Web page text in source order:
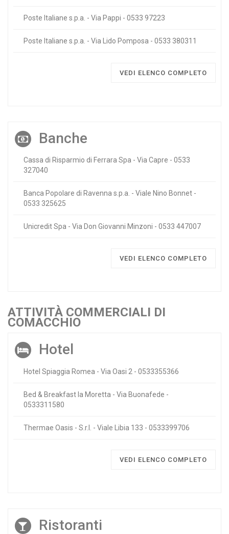
Poste Italiane s.p.a. - Via Pappi - 0533 97223
Poste Italiane s.p.a. - Via Lido Pomposa - 0533 380311
VEDI ELENCO COMPLETO
Banche
Cassa di Risparmio di Ferrara Spa - Via Capre - 0533
327040
Banca Popolare di Ravenna s.p.a. - Viale Nino Bonnet -
0533 325625
Unicredit Spa - Via Don Giovanni Minzoni - 0533 447007
VEDI ELENCO COMPLETO
ATTIVITÀ COMMERCIALI DI
COMACCHIO
Hotel
Hotel Spiaggia Romea - Via Oasi 2 - 0533355366
Bed & Breakfast la Moretta - Via Buonafede -
0533311580
Thermae Oasis - S.r.l. - Viale Libia 133 - 0533399706
VEDI ELENCO COMPLETO
Ristoranti